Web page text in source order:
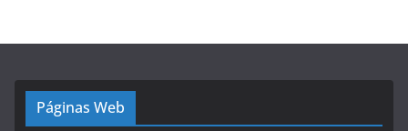
Páginas Web